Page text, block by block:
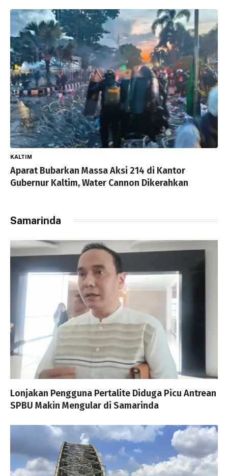
KALTIM
Aparat Bubarkan Massa Aksi 214 di Kantor
Gubernur Kaltim, Water Cannon Dikerahkan
Samarinda
Lonjakan Pengguna Pertalite Diduga Picu Antrean
SPBU Makin Mengular di Samarinda